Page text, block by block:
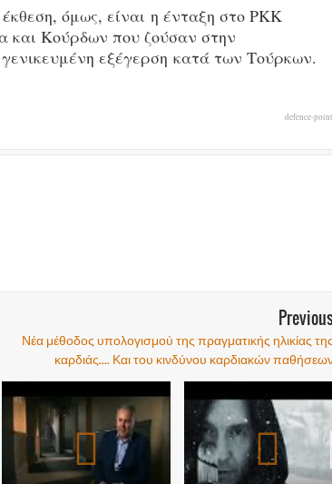
όμως, είναι η ένταξη στο ΡΚΚ
και Κούρδων που ζούσαν στην
εξέγερση κατά των Τούρκων.
defence-
Νέα μέθοδος υπολογισμού της πραγματικής ηλικίας της
καρδιάς.... Και του κινδύνου καρδιακών